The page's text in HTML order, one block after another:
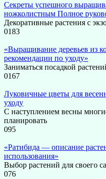
Секреты успешного
ножколистным Полное
Декоративные растения с
0183
«Выращивание деревьев из
рекомендации по уходу»
Заниматься посадкой
0167
Луковичные цветы для
уходу
С наступлением весны
планировать
095
«Ратибида — описание
использования»
Выбор растений для своего
076